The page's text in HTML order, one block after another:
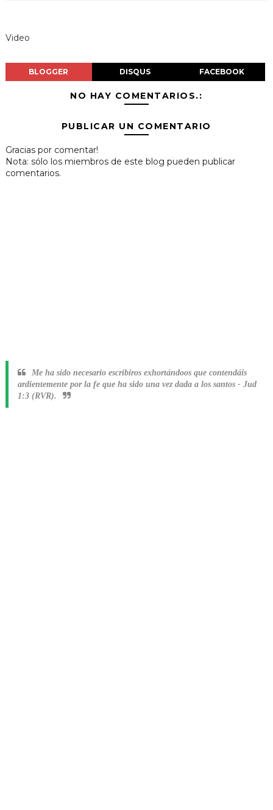
Video
BLOGGER DISQUS FACEBOOK
NO HAY COMENTARIOS.:
PUBLICAR UN COMENTARIO
Gracias por comentar!
Nota: sólo los miembros de este blog pueden publicar
comentarios.
Me ha sido necesario escribiros exhortándoos que contendáis
ardientemente por la fe que ha sido una vez dada a los santos - Jud
1:3 (RVR).